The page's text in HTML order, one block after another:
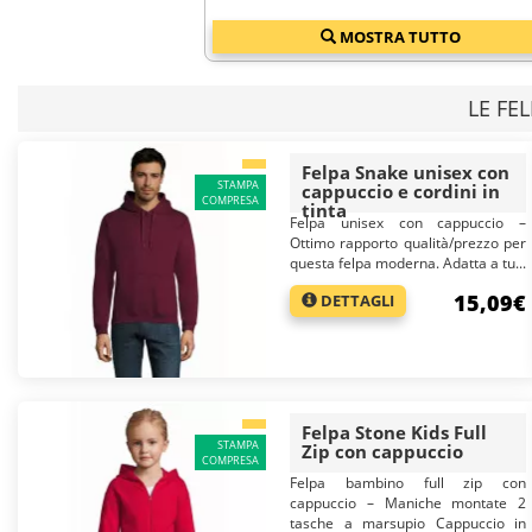
sono perfette per promuovere il tuo brand in
Promuovi subito il tuo brand con le nostre felpe promozionali
MOSTRA TUTTO
LE
STAMPA
COMPRESA
Felpa Snake unisex con
cappuccio e cordini in
tinta
Felpa unisex con cappuccio –
Ottimo rapporto qualità/prezzo per
questa felpa moderna. Adatta a tu...
DETTAGLI 15,09€
STAMPA
COMPRESA
Felpa Stone Kids Full
Zip con cappuccio
Felpa bambino full zip con
cappuccio – Maniche montate 2
tasche a marsupio Cappuccio in